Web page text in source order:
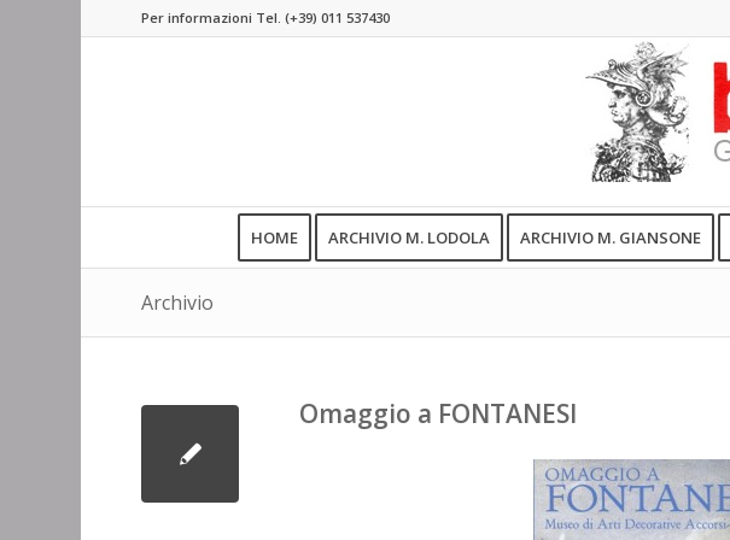
Per informazioni Tel.(+39) 011 537430
HOME ARCHIVIO M. LODOLA ARCHIVIO M. GIANSONE
Archivio
Omaggio a FONTANESI